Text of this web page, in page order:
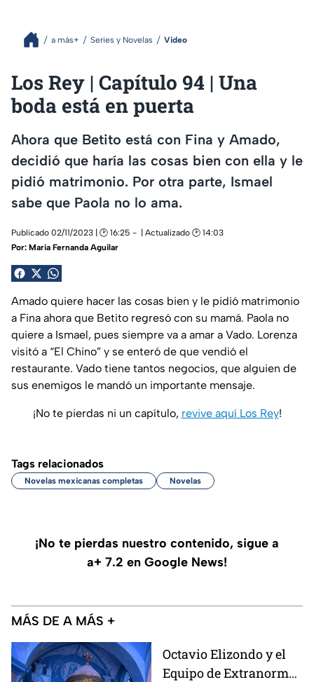
a más+ Series y Novelas Video
Los Rey | Capítulo 94 | Una
boda está en puerta
Ahora que Betito está con Fina y Amado,
decidió que haría las cosas bien con ella y le
pidió matrimonio. Por otra parte, Ismael
sabe que Paola no lo ama.
Publicado 02/11/2023 | 🕑 16:25
| Actualizado 🕑 14:03
Por: Maria Fernanda Aguilar
Amado quiere hacer las cosas bien y le pidió matrimonio
a Fina ahora que Betito regresó con su mamá. Paola no
quiere a Ismael, pues siempre va a amar a Vado. Lorenza
visitó a “El Chino” y se enteró de que vendió el
restaurante. Vado tiene tantos negocios, que alguien de
sus enemigos le mandó un importante mensaje.
¡No te pierdas ni un capítulo, revive aquí Los Rey!
Tags relacionados
Novelas mexicanas completas Novelas
¡No te pierdas nuestro contenido, sigue a
a+ 7.2 en Google News!
MÁS DE A MÁS +
Octavio Elizondo y el
Equipo de Extranormal